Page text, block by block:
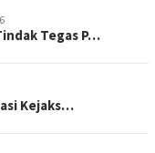
Tegas P…
Kejaks…